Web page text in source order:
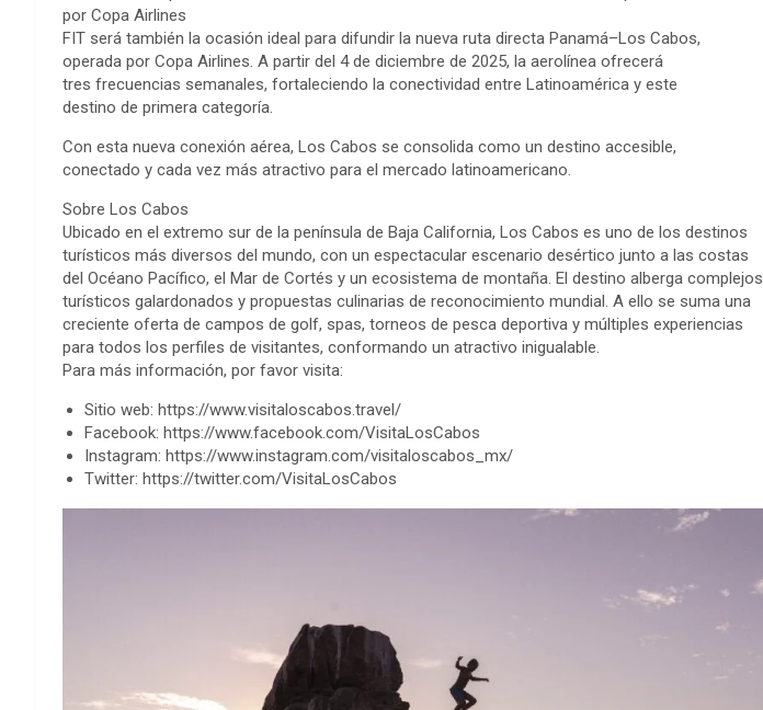
por Copa Airlines
FIT será también la ocasión ideal para difundir la nueva ruta directa Panamá–Los Cabos,
operada por Copa Airlines. A partir del 4 de diciembre de 2025, la aerolínea ofrecerá
tres frecuencias semanales, fortaleciendo la conectividad entre Latinoamérica y este
destino de primera categoría.
Con esta nueva conexión aérea, Los Cabos se consolida como un destino accesible,
conectado y cada vez más atractivo para el mercado latinoamericano.
Sobre Los Cabos
Ubicado en el extremo sur de la península de Baja California, Los Cabos es uno de los destinos
turísticos más diversos del mundo, con un espectacular escenario desértico junto a las costas
del Océano Pacífico, el Mar de Cortés y un ecosistema de montaña. El destino alberga complejos
turísticos galardonados y propuestas culinarias de reconocimiento mundial. A ello se suma una
creciente oferta de campos de golf, spas, torneos de pesca deportiva y múltiples experiencias
para todos los perfiles de visitantes, conformando un atractivo inigualable.
Para más información, por favor visita:
Sitio web: https://www.visitaloscabos.travel/
Facebook: https://www.facebook.com/VisitaLosCabos
Instagram: https://www.instagram.com/visitaloscabos_mx/
Twitter: https://twitter.com/VisitaLosCabos